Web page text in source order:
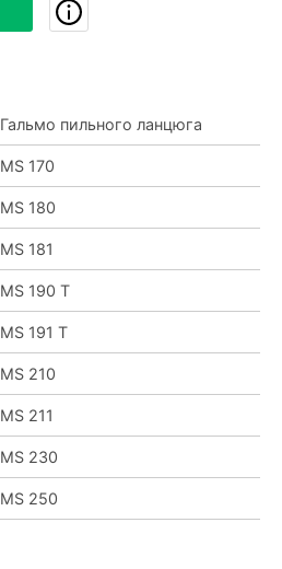
Гальмо пильного ланцюга
MS 170
MS 180
MS 181
MS 190 T
MS 191 T
MS 210
MS 211
MS 230
MS 250